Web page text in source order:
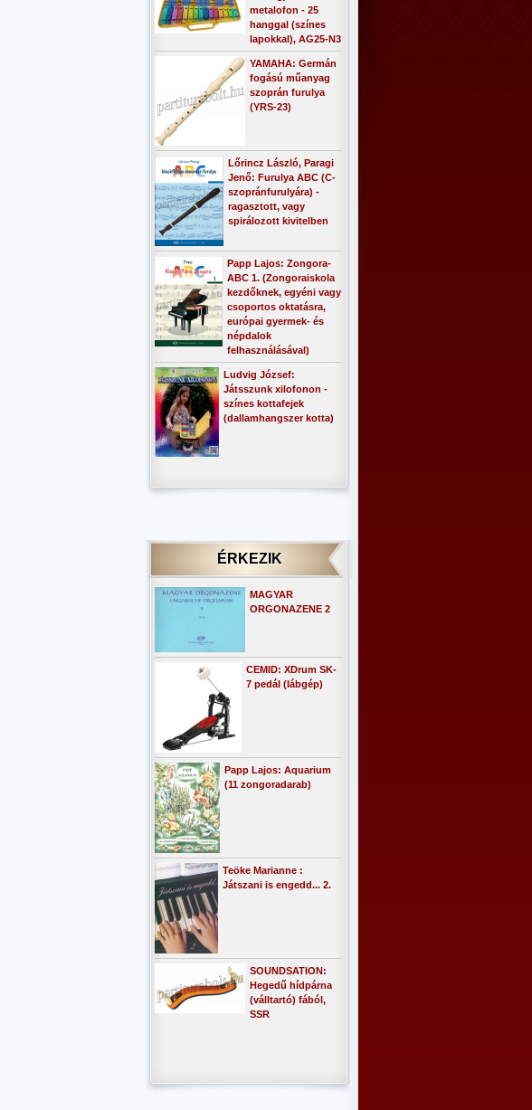
metalofon - 25
hanggal (színes
lapokkal), AG25-N3
YAMAHA: Germán
fogású műanyag
szoprán furulya
(YRS-23)
Lőrincz László, Paragi
Jenő: Furulya ABC (C-
szopránfurulyára) -
ragasztott, vagy
spirálozott kivitelben
Papp Lajos: Zongora-
ABC 1. (Zongoraiskola
kezdőknek, egyéni vagy
csoportos oktatásra,
európai gyermek- és
népdalok
felhasználásával)
Ludvig József:
Játsszunk xilofonon -
színes kottafejek
(dallamhangszer kotta)
ÉRKEZIK
MAGYAR
ORGONAZENE 2
CEMID: XDrum SK-
7 pedál (lábgép)
Papp Lajos: Aquarium
(11 zongoradarab)
Teöke Marianne :
Játszani is engedd... 2.
SOUNDSATION:
Hegedű hídpárna
(válltartó) fából,
SSR